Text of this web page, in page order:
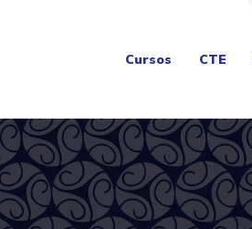
Cursos CTE